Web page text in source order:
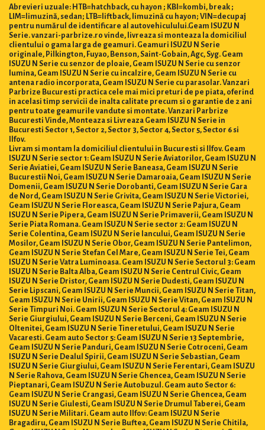
Abrevieri uzuale: HTB=hatchback, cu hayon ; KBI=kombi, break ;
LIM=limuzină, sedan; LTB=liftback, limuzină cu hayon; VIN=decupaj
pentru numărul de identificare al autovehiculului.Geam ISUZU N
Serie. vanzari-parbrize.ro vinde, livreaza si monteaza la domiciliul
clientului o gama larga de geamuri. Geamuri ISUZU N Serie
originale, Pilkington, Fuyao, Benson, Saint-Gobain, Agc, Syg. Geam
ISUZU N Serie cu senzor de ploaie, Geam ISUZU N Serie cu senzor
lumina, Geam ISUZU N Serie cu incalzire, Geam ISUZU N Serie cu
antena radio incorporata, Geam ISUZU N Serie cu parasolar. Vanzari
Parbrize Bucuresti practica cele mai mici preturi de pe piata, oferind
in acelasi timp servicii de inalta calitate precum si o garantie de 2 ani
pentru toate geamurile vandute si montate. Vanzari Parbrize
Bucuresti Vinde, Monteaza si Livreaza Geam ISUZU N Serie in
Bucuresti Sector 1, Sector 2, Sector 3, Sector 4, Sector 5, Sector 6 si
Ilfov.
Livram si montam la domiciliul clientului in Bucuresti si Ilfov. Geam
ISUZU N Serie sector 1: Geam ISUZU N Serie Aviatorilor, Geam ISUZU N
Serie Aviatiei, Geam ISUZU N Serie Baneasa, Geam ISUZU N Serie
Bucurestii Noi, Geam ISUZU N Serie Damaroaia, Geam ISUZU N Serie
Domenii, Geam ISUZU N Serie Dorobanti, Geam ISUZU N Serie Gara
de Nord, Geam ISUZU N Serie Grivita, Geam ISUZU N Serie Victoriei,
Geam ISUZU N Serie Floreasca, Geam ISUZU N Serie Pajura, Geam
ISUZU N Serie Pipera, Geam ISUZU N Serie Primaverii, Geam ISUZU N
Serie Piata Romana. Geam ISUZU N Serie sector 2: Geam ISUZU N
Serie Colentina, Geam ISUZU N Serie Iancului, Geam ISUZU N Serie
Mosilor, Geam ISUZU N Serie Obor, Geam ISUZU N Serie Pantelimon,
Geam ISUZU N Serie Stefan Cel Mare, Geam ISUZU N Serie Tei, Geam
ISUZU N Serie Vatra Luminoasa. Geam ISUZU N Serie Sectorul 3: Geam
ISUZU N Serie Balta Alba, Geam ISUZU N Serie Centrul Civic, Geam
ISUZU N Serie Dristor, Geam ISUZU N Serie Dudesti, Geam ISUZU N
Serie Lipscani, Geam ISUZU N Serie Muncii, Geam ISUZU N Serie Titan,
Geam ISUZU N Serie Unirii, Geam ISUZU N Serie Vitan, Geam ISUZU N
Serie Timpuri Noi. Geam ISUZU N Serie Sectorul 4: Geam ISUZU N
Serie Giurgiului, Geam ISUZU N Serie Berceni, Geam ISUZU N Serie
Oltenitei, Geam ISUZU N Serie Tineretului, Geam ISUZU N Serie
Vacaresti. Geam auto Sector 5: Geam ISUZU N Serie 13 Septembrie,
Geam ISUZU N Serie Panduri, Geam ISUZU N Serie Cotroceni, Geam
ISUZU N Serie Dealul Spirii, Geam ISUZU N Serie Sebastian, Geam
ISUZU N Serie Giurgiului, Geam ISUZU N Serie Ferentari, Geam ISUZU
N Serie Rahova, Geam ISUZU N Serie Ghencea, Geam ISUZU N Serie
Pieptanari, Geam ISUZU N Serie Autobuzul. Geam auto Sector 6:
Geam ISUZU N Serie Crangasi, Geam ISUZU N Serie Ghencea, Geam
ISUZU N Serie Giulesti, Geam ISUZU N Serie Drumul Taberei, Geam
ISUZU N Serie Militari. Geam auto Ilfov: Geam ISUZU N Serie
Bragadiru, Geam ISUZU N Serie Buftea, Geam ISUZU N Serie Chitila,